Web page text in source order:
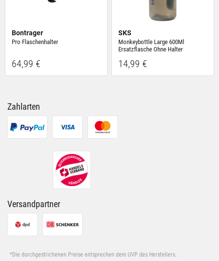
Bontrager
Pro Flaschenhalter
64,99 €
SKS
Monkeybottle Large 600Ml
Ersatzflasche Ohne Halter
14,99 €
Zahlarten
Versandpartner
*Die durchgestrichenen Preise entsprechen dem UVP des Herstellers.